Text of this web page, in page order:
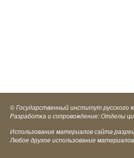
©Государственный институт русского
Разработка и сопровождение: Отделы
Использование материалов сайта
Любое другое использование